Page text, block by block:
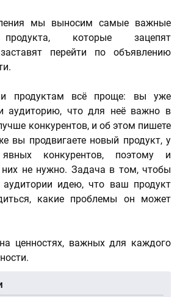
мы выносим самые важные
продукта, которые зацепят
перейти по объявлению
продуктам всё проще: вы уже
аудиторию, что для неё важно в
конкурентов, и об этом пишете
вы продвигаете новый продукт, у
конкурентов, поэтому и
них не нужно. Задача в том, чтобы
идею, что ваш продукт
какие проблемы он может
ценностях, важных для каждого